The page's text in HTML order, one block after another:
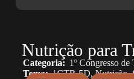
Nutrição para
Categoria: 1º Congresso
Tema: 1CTR-5D,Nutrição,